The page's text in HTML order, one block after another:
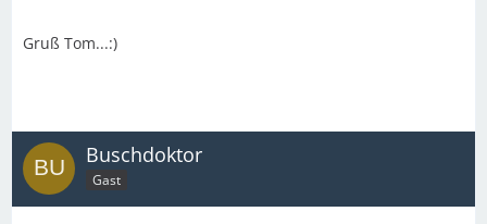
Gruß Tom...:)
Buschdoktor
Gast